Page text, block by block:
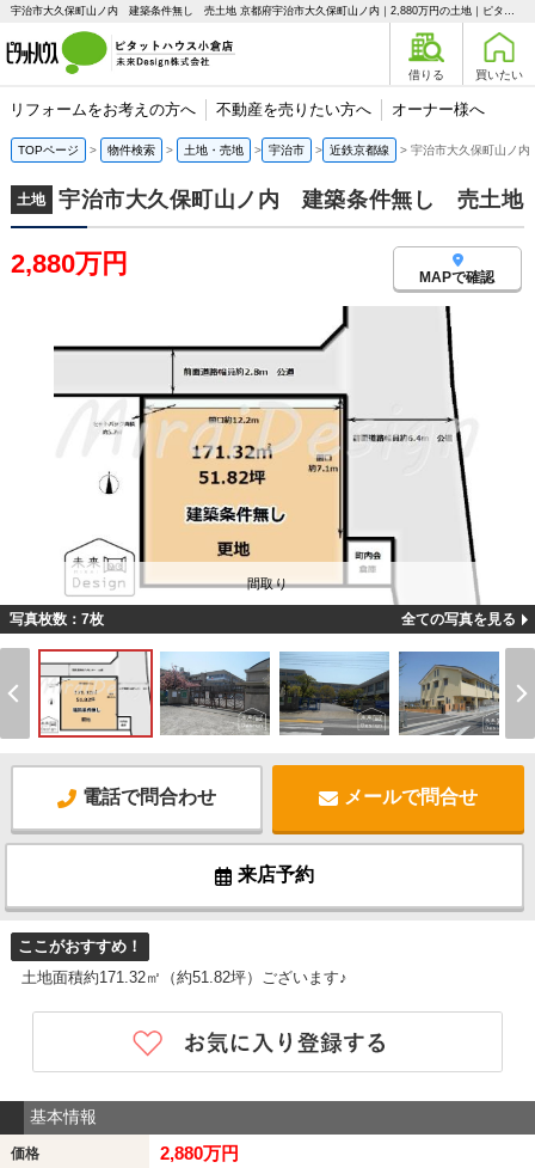
宇治市大久保町山ノ内 建築条件無し 売土地 京都府宇治市大久保町山ノ内｜2,880万円の土地｜ピタットハウス小倉店 未来Design株式会社
借りる 買いたい
リフォームをお考えの方へ 不動産を売りたい方へ オーナー様へ
TOPページ 物件検索 土地・売地 宇治市 近鉄京都線 宇治市大久保町山ノ
土地 宇治市大久保町山ノ内 建築条件無し 売土地
2,880万円 MAPで確認
間取り
写真枚数：7枚 全ての写真を見る
電話で問合わせ メールで問合せ
来店予約
ここがおすすめ！
土地面積約171.32㎡（約51.82坪）ございます♪
基本情報
価格 2,880万円